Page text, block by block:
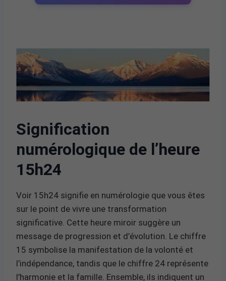
Signification
numérologique de l’heure
15h24
Voir 15h24 signifie en numérologie que vous êtes
sur le point de vivre une transformation
significative. Cette heure miroir suggère un
message de progression et d’évolution. Le chiffre
15 symbolise la manifestation de la volonté et
l’indépendance, tandis que le chiffre 24 représente
l’harmonie et la famille. Ensemble, ils indiquent un